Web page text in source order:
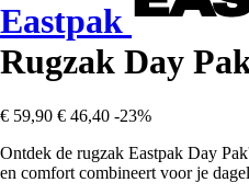
Eastpak
Rugzak Day
€ 59,90 € 46,40 -23%
Ontdek de rugzak Eastpak Day
en comfort combineert voor je